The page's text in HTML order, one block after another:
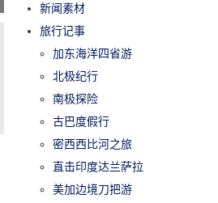
20260113/时代落幕！
运营33年的《明报》
加拿大版1月17日停
刊，永久关闭
新闻素材
旅行记事
加东海洋四省游
北极纪行
南极探险
古巴度假行
密西西比河之旅
直击印度达兰萨拉
美加边境刀把游